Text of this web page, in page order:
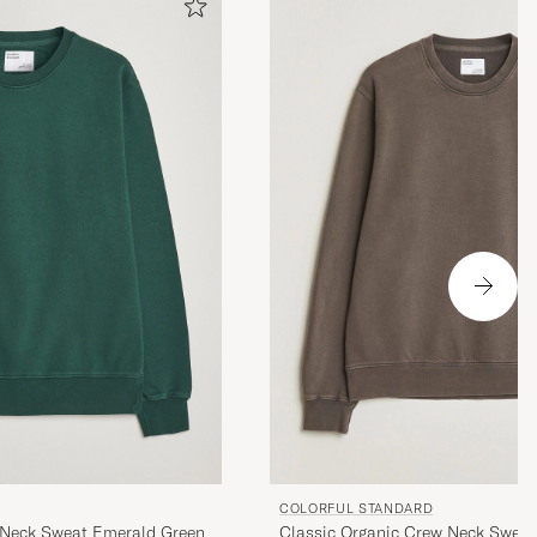
inte
Sweat Emerald Green
COLORFUL STANDARD
Classic Organic Crew Neck